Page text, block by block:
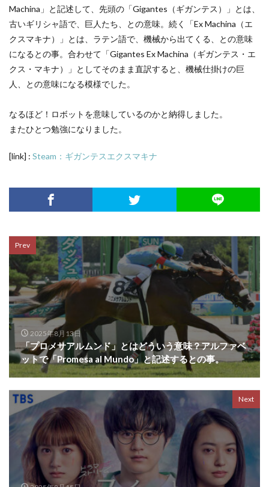
Machina」と記述して、先頭の「Gigantes（ギガンテス）」とは、
古いギリシャ語で、巨人たち、との意味。続く「Ex Machina（エ
クスマキナ）」とは、ラテン語で、機械から出てくる、との意味
になるとの事。合わせて「Gigantes Ex Machina（ギガンテス・エ
クス・マキナ）」としてそのまま直訳すると、機械仕掛けの巨
人、との意味になる模様でした。
なるほど！ロボットを意味しているのかと納得しました。
またひとつ勉強になりました。
[link] : Steam：ギガンテスエクスマキナ
Prev
2025年8月13日
「プロメサアルムンド」とはどういう意味？アルファベ
ットで「Promesa al Mundo」と記述するとの事。
Next